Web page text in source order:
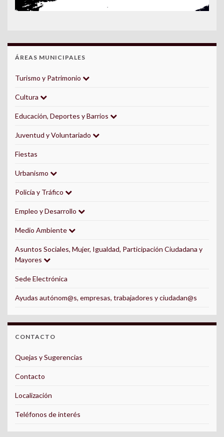
ÁREAS MUNICIPALES
Turismo y Patrimonio
Cultura
Educación, Deportes y Barrios
Juventud y Voluntariado
Fiestas
Urbanismo
Policía y Tráfico
Empleo y Desarrollo
Medio Ambiente
Asuntos Sociales, Mujer, Igualdad, Participación Ciudadana y
Mayores
Sede Electrónica
Ayudas autónom@s, empresas, trabajadores y ciudadan@s
CONTACTO
Quejas y Sugerencias
Contacto
Localización
Teléfonos de interés